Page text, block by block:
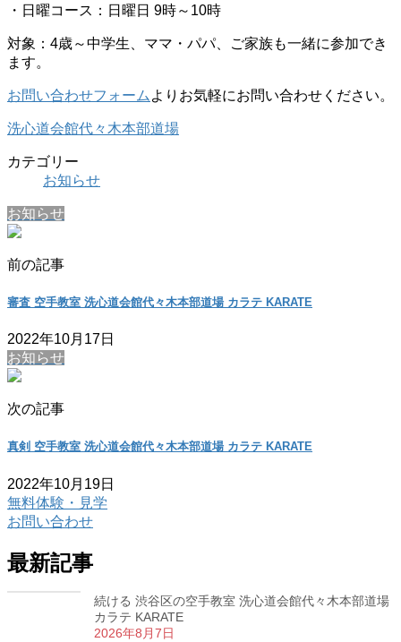
・日曜コース：日曜日 9時～10時
対象：4歳～中学生、ママ・パパ、ご家族も一緒に参加でき
ます。
お問い合わせフォーム よりお気軽にお問い合わせください。
洗心道会館代々木本部道場
カテゴリー
お知らせ
お知らせ
前の記事
審査 空手教室 洗心道会館代々木本部道場 カラテ KARATE
2022年10月17日
お知らせ
次の記事
真剣 空手教室 洗心道会館代々木本部道場 カラテ KARATE
2022年10月19日
無料体験・見学
お問い合わせ
最新記事
続ける 渋谷区の空手教室 洗心道会館代々木本部道場
カラテ KARATE
2026年8月7日